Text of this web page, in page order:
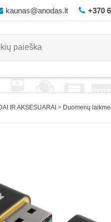
kaunas@anodas.lt +370
IR AKSESUARAI Duomenų